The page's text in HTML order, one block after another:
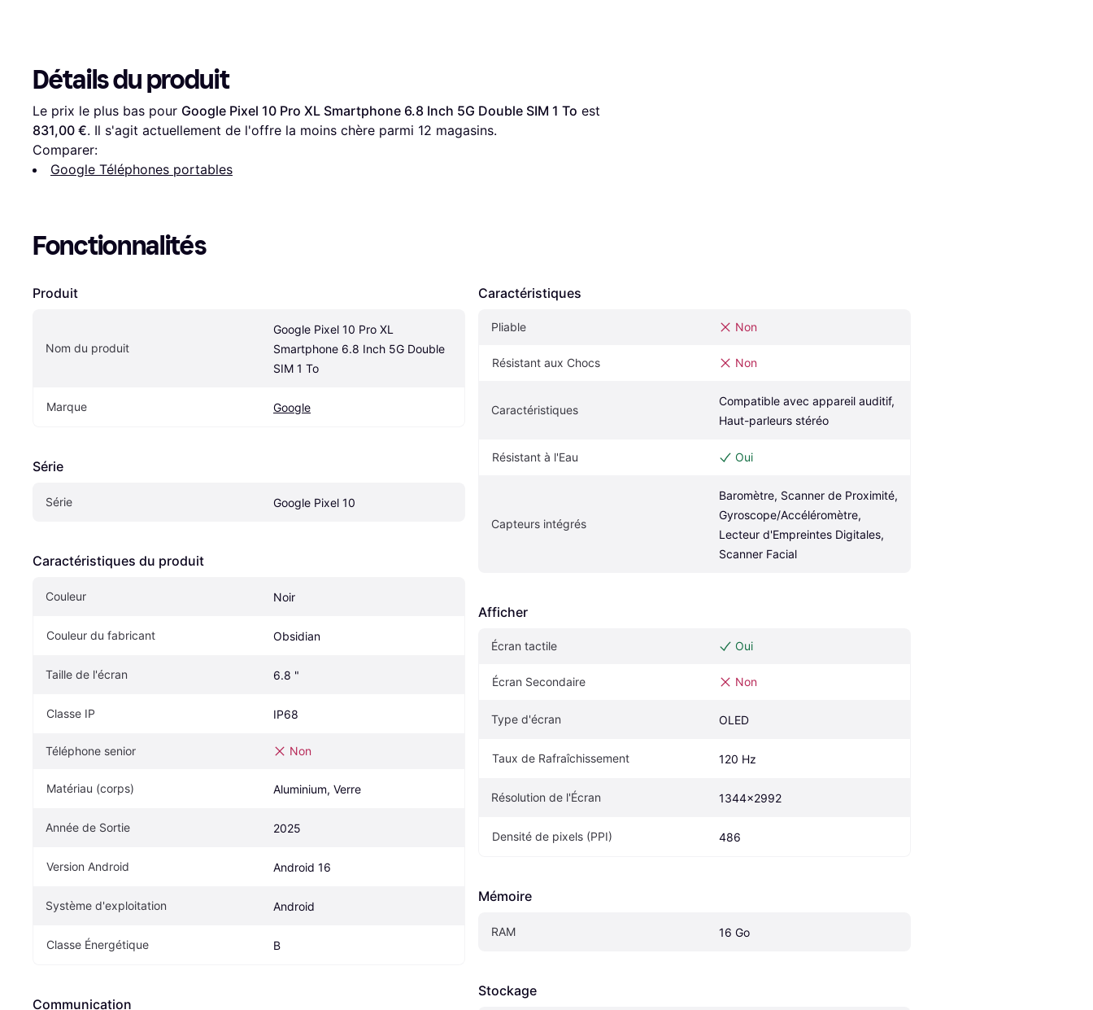
Détails du produit
Le prix le plus bas pour Google Pixel 10 Pro XL Smartphone 6.8 Inch 5G Double SIM 1 To
831,00 €. Il s'agit actuellement de l'offre la moins chère parmi 12 magasins.
Comparer:
Google Téléphones portables
Fonctionnalités
Produit
Nom du produit
Google Pixel 10 Pro XL
Smartphone 6.8 Inch 5G Double
SIM 1 To
Marque Google
Série
Série Google Pixel 10
Caractéristiques du produit
Couleur Noir
Couleur du fabricant Obsidian
Taille de l'écran 6.8 "
Classe IP IP68
Téléphone senior Non
Matériau (corps) Aluminium, Verre
Année de Sortie 2025
Version Android Android 16
Système d'exploitation Android
Classe Énergétique B
Communication
Caractéristiques
Pliable Non
Résistant aux Chocs Non
Caractéristiques
Compatible avec appareil auditif,
Haut-parleurs stéréo
Résistant à l'Eau Oui
Capteurs intégrés
Baromètre, Scanner de Proximité,
Gyroscope/Accéléromètre,
Lecteur d'Empreintes Digitales,
Scanner Facial
Afficher
Écran tactile Oui
Écran Secondaire Non
Type d'écran OLED
Taux de Rafraîchissement 120 Hz
Résolution de l'Écran 1344x2992
Densité de pixels (PPI) 486
Mémoire
RAM 16 Go
Stockage